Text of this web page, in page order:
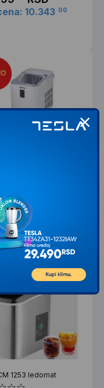
10.343 00
leda dnevno Uvek pri ruci
Gorenje ledomata ćete
dovoljno svežeg leda pri
00 RSD
11.16000RSD
1253 ledomat